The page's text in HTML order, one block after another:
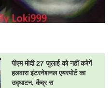
पीएम मोदी 27 जुलाई को नहीं करेगें
हलवारा इंटरनेशनल एयरपोर्ट का
उद्घाटन, केंद्र स